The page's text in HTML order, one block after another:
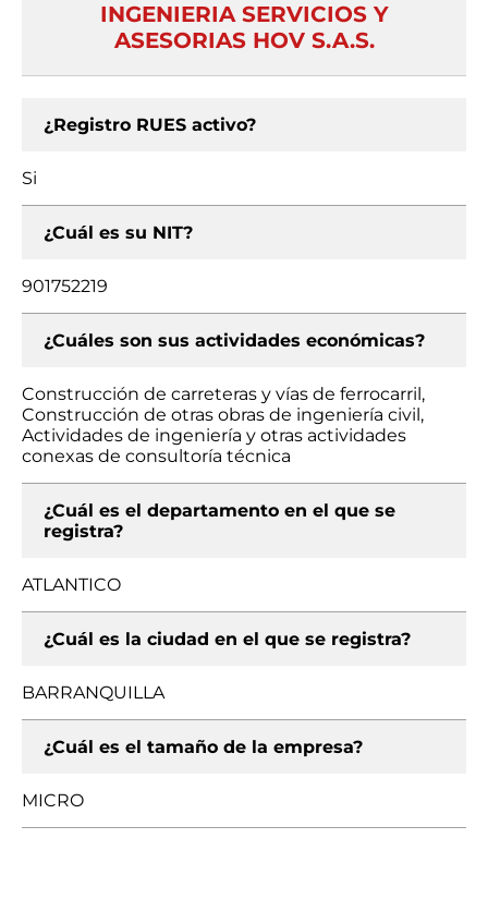
INGENIERIA SERVICIOS Y
ASESORIAS HOV S.A.S.
¿Registro RUES activo?
Si
¿Cuál es su NIT?
901752219
¿Cuáles son sus actividades económicas?
Construcción de carreteras y vías de ferrocarril,
Construcción de otras obras de ingeniería civil,
Actividades de ingeniería y otras actividades
conexas de consultoría técnica
¿Cuál es el departamento en el que se
registra?
ATLANTICO
¿Cuál es la ciudad en el que se registra?
BARRANQUILLA
¿Cuál es el tamaño de la empresa?
MICRO